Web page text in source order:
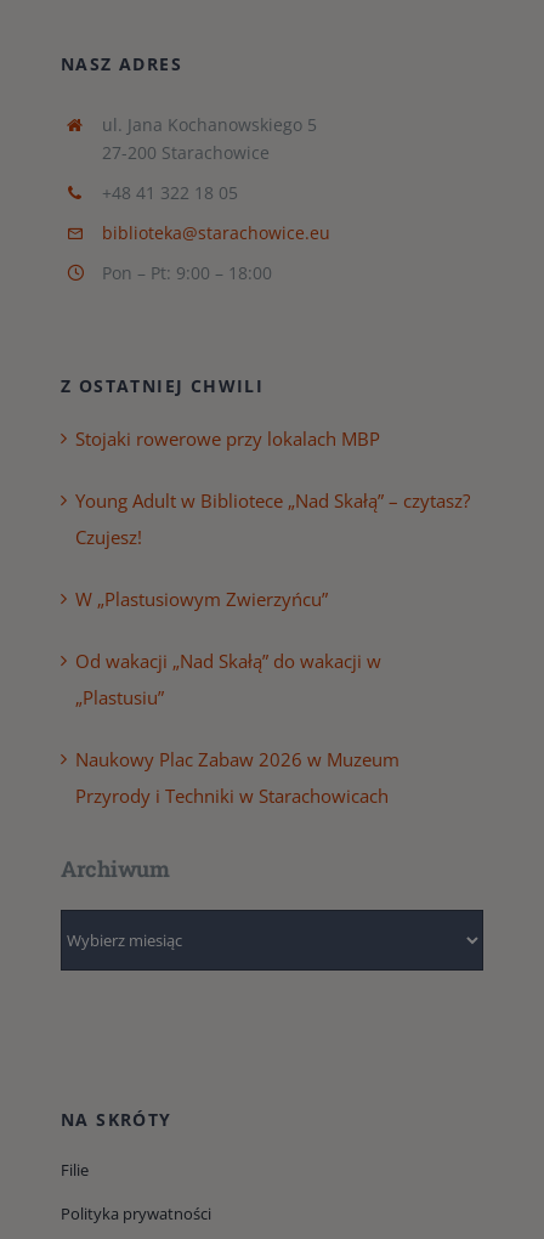
NASZ ADRES
ul. Jana Kochanowskiego 5
27-200 Starachowice
+48 41 322 18 05
biblioteka@starachowice.eu
Pon – Pt: 9:00 – 18:00
Z OSTATNIEJ CHWILI
Stojaki rowerowe przy lokalach MBP
Young Adult w Bibliotece „Nad Skałą” – czytasz?
Czujesz!
W „Plastusiowym Zwierzyńcu”
Od wakacji „Nad Skałą” do wakacji w
„Plastusiu”
Naukowy Plac Zabaw 2026 w Muzeum
Przyrody i Techniki w Starachowicach
Archiwum
NA SKRÓTY
Filie
Polityka prywatności